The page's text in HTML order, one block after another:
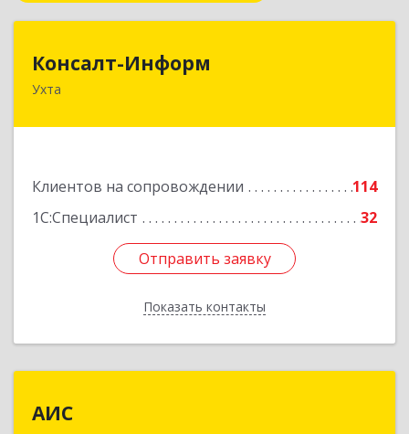
Консалт-Информ
Ухта
Клиентов на сопровождении
114
1С:Специалист
32
Отправить заявку
Показать контакты
169300, Коми Респ, Ухта г, Строителей пр-д 1, 2
Отправить заявку
Назад
АИС